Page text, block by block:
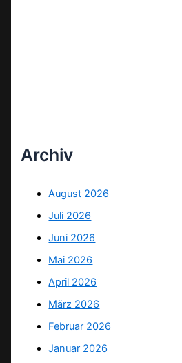
Archiv
August 2026
Juli 2026
Juni 2026
Mai 2026
April 2026
März 2026
Februar 2026
Januar 2026